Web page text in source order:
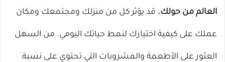
العالم من حولك. قد يؤثر كل من منزلك ومجتمعك ومكان
عملك على كيفية اختيارك لنمط حياتك اليومي. من السهل
العثور على الأطعمة والمشروبات التي تحتوي على نسبة